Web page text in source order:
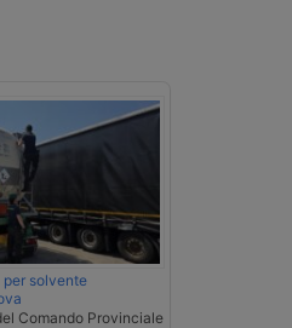
solvente
Comando Provinciale